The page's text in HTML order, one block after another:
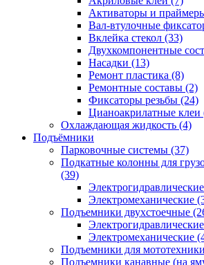
Активаторы и
Вал-втулочные
Вклейка стекол (33)
Двухкомпонентные
Насадки (13)
Ремонт пластика (8)
Ремонтные составы (2)
Фиксаторы резьбы (24)
Цианоакрилатные клеи
Охлаждающая жидкость (4)
Подъёмники
Парковочные системы (37)
Подкатные колонны для
(39)
Электрогидравлические
Электромеханические
Подъемники двухстоечные
Электрогидравлические
Электромеханические
Подъемники для мототехники
Подъемники канавные (на